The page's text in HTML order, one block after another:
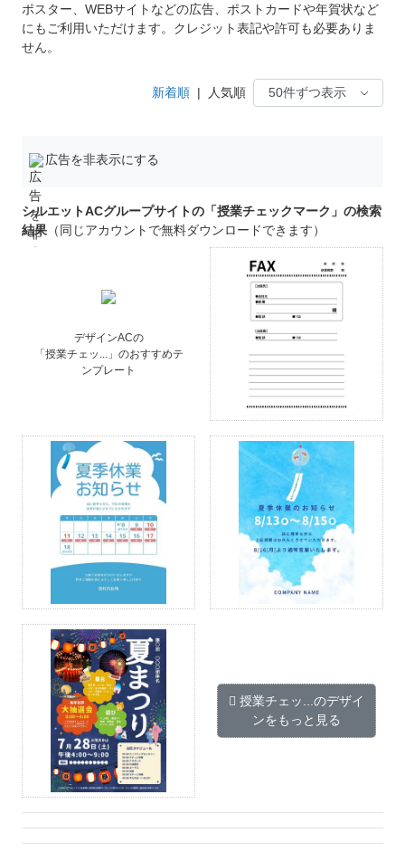
ポスター、WEBサイトなどの広告、ポストカードや年賀状など
にもご利用いただけます。クレジット表記や許可も必要ありま
せん。
新着順 | 人気順
広告を非表示にする
シルエットACグループサイトの「授業チェックマーク」の検索
結果 （同じアカウントで無料ダウンロードできます）
デザインACの
「授業チェッ...」のおすすめテ
ンプレート
授業チェッ...のデザイ
ンをもっと見る